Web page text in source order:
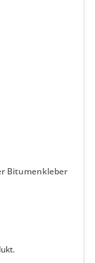
Bitumenkleber